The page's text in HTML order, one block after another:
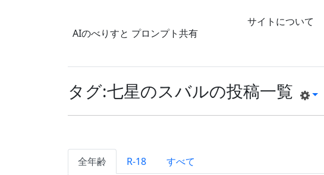
AIのべりすと プロンプト共有
サイトについて
タグ:七星のスバルの投稿一覧
全年齢
R-18 すべて